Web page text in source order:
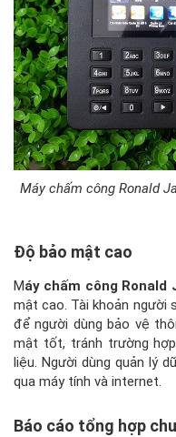
Máy chấm công Ronald
Độ bảo mật cao
Máy chấm công Ronald
mật cao. Tài khoản người
để người dùng bảo vệ
mật tốt, tránh trường
liệu. Người dùng quản lý
qua máy tính và internet.
Báo cáo tổng hợp